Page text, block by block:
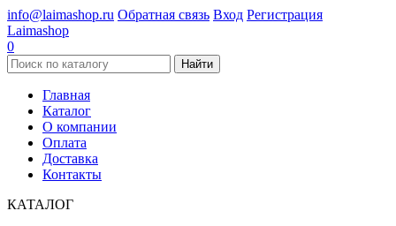
info@laimashop.ru Обратная связь Вход Регистрация
Laimashop
0
Найти
Главная
Каталог
О компании
Оплата
Доставка
Контакты
КАТАЛОГ